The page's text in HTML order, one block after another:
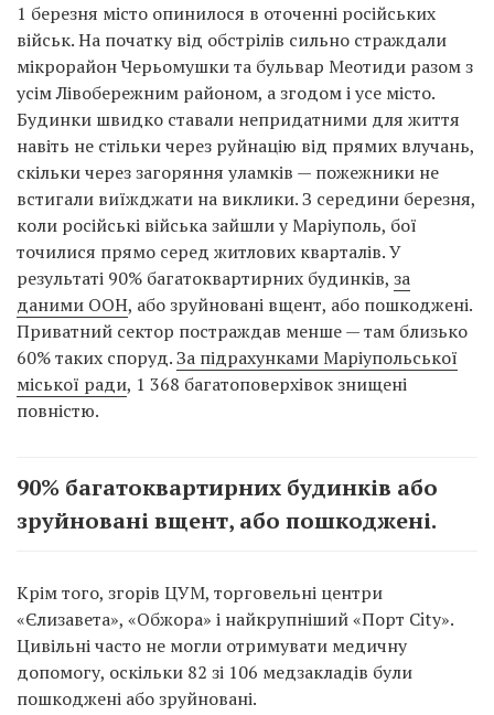
1 березня місто опинилося в оточенні російських
військ. На початку від обстрілів сильно страждали
мікрорайон Черьомушки та бульвар Меотиди разом з
усім Лівобережним районом, а згодом і усе місто.
Будинки швидко ставали непридатними для життя
навіть не стільки через руйнацію від прямих влучань,
скільки через загоряння уламків — пожежники не
встигали виїжджати на виклики. З середини березня,
коли російські війська зайшли у Маріуполь, бої
точилися прямо серед житлових кварталів. У
результаті 90% багатоквартирних будинків, за
даними ООН, або зруйновані вщент, або пошкоджені.
Приватний сектор постраждав менше — там близько
60% таких споруд.За підрахунками Маріупольської
міської ради, 1 368 багатоповерхівок знищені
повністю.
90% багатоквартирних будинків або
зруйновані вщент, або пошкоджені.
Крім того, згорів ЦУМ, торговельні центри
«Єлизавета», «Обжора» і найкрупніший «Порт City».
Цивільні часто не могли отримувати медичну
допомогу, оскільки 82 зі 106 медзакладів були
пошкоджені або зруйновані.